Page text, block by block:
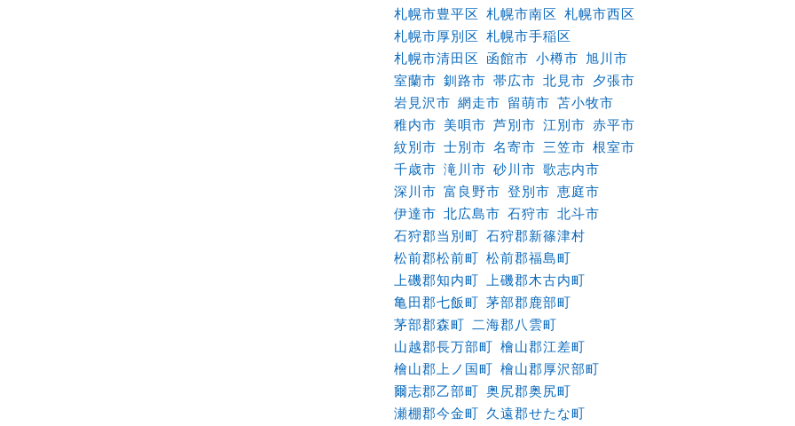
札幌市豊平区 札幌市南区 札幌市西区
札幌市厚別区 札幌市手稲区
札幌市清田区
函館市 小樽市 旭川市
室蘭市 釧路市 帯広市 北見市 夕張市
岩見沢市 網走市 留萌市 苫小牧市
稚内市 美唄市 芦別市 江別市 赤平市
紋別市 士別市 名寄市 三笠市 根室市
千歳市 滝川市 砂川市 歌志内市
深川市 富良野市 登別市 恵庭市
伊達市 北広島市 石狩市 北斗市
石狩郡当別町 石狩郡新篠津村
松前郡松前町 松前郡福島町
上磯郡知内町
上磯郡木古内町
亀田郡七飯町 茅部郡鹿部町
茅部郡森町
二海郡八雲町
山越郡長万部町 檜山郡江差町
檜山郡上ノ国町 檜山郡厚沢部町
爾志郡乙部町 奥尻郡奥尻町
瀬棚郡今金町 久遠郡せたな町